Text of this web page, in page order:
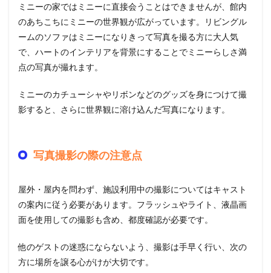
ミニーの家ではミニーに直接会うことはできませんが、館内
のあちこちにミニーの世界観が広がっています。リビングル
ームのソファはミニーになりきって写真を撮る方に大人気
で、ハートのインテリアを背景にすることでミニーらしさ満
点の写真が撮れます。
ミニーのカチューシャやリボンなどのグッズを身につけて撮
影すると、さらに世界観に溶け込んだ写真になります。
写真撮影の際の注意点
屋外・屋内を問わず、施設利用中の撮影についてはキャスト
の案内に従う必要があります。フラッシュやライト、液晶画
面を使用しての撮影も含め、都度確認が必要です。
他のゲストの迷惑にならないよう、撮影は手早く行い、次の
方に場所を譲る心がけが大切です。